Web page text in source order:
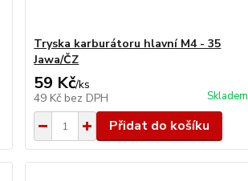
Tryska karburátoru hlavní M4 - 35
Jawa/ČZ
59 Kč/ks
49 Kč bez DPH Skladem
Přidat do košíku